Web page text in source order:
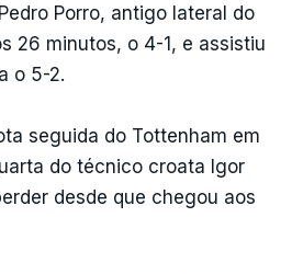
Porro, antigo lateral do
26 minutos, o 4-1, e assistiu
o 5-2.
seguida do Tottenham em
do técnico croata Igor
desde que chegou aos